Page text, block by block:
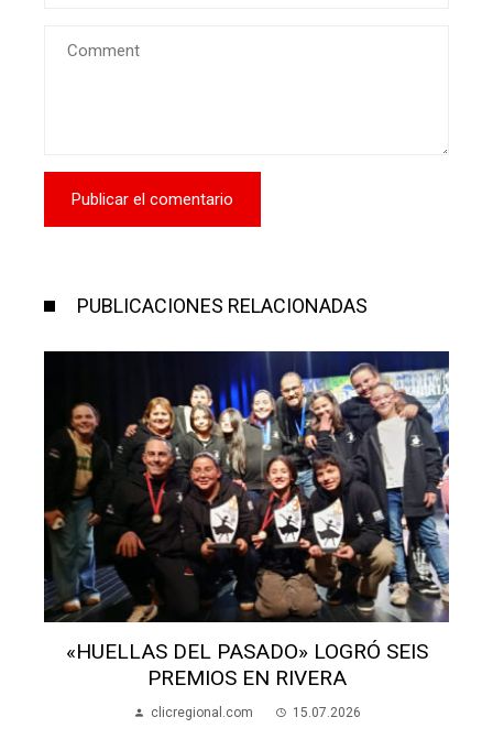
PUBLICACIONES RELACIONADAS
«HUELLAS DEL PASADO» LOGRÓ SEIS
PREMIOS EN RIVERA
clicregional.com 15.07.2026